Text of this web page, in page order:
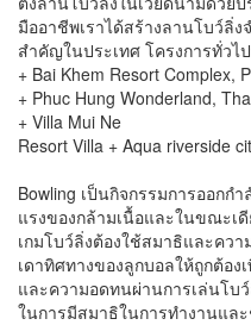
มืออาชีพเราได้สร้างลานโบว์ลิ่
สําคัญในประเทศ โครงการทั่วไ
+ Bai Khem Resort Complex,
+ Phuc Hung Wonderland,
+ Villa Mui Ne
Resort Villa + Aqua riverside
Bowling เป็นกิจกรรมการออกกํ
แรงของกล้ามเนื้อและในขณะเ
เกมโบว์ลิ่งต้องใช้สมาธิและค
เดาทิศทางของลูกบอลให้ถูกต้อ
และความอดทนผ่านการเล่นโ
ในการมีสมาธิในการทํางานแล